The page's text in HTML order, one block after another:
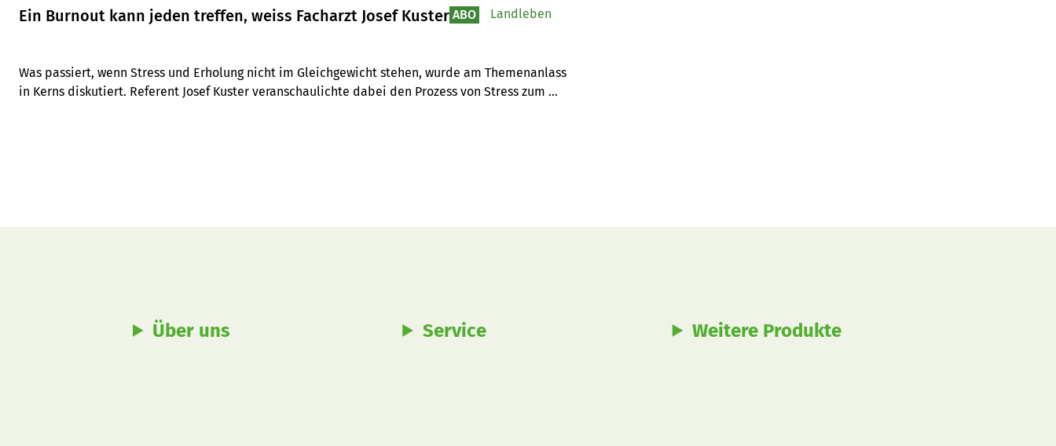
Ein Burnout kann jeden treffen, weiss Facharzt Josef Kuster
Was passiert, wenn Stress und Erholung nicht im Gleichgewicht stehen, wurde am Themenanlass
in Kerns diskutiert. Referent Josef Kuster veranschaulichte dabei den Prozess von Stress zum
ABO Landleben
Über uns Service Weitere Produkte